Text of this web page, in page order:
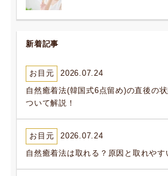
新着記事
お目元 2026.07.24
自然癒着法(韓国式6点留め)の直後の
ついて解説！
お目元 2026.07.24
自然癒着法は取れる？原因と取れやす